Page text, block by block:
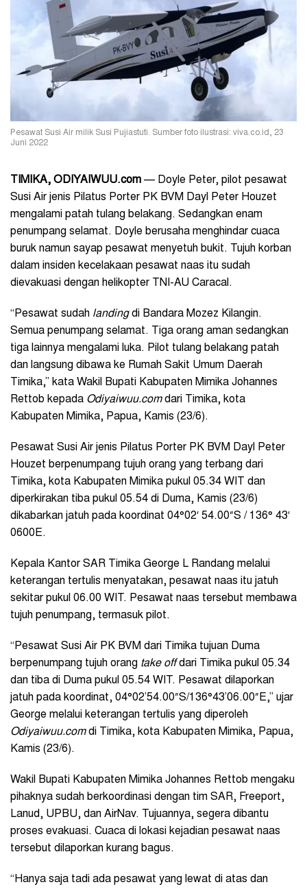
Pesawat Susi Air milik Susi Pujiastuti. Sumber foto ilustrasi: viva.co.id, 23
Juni 2022
TIMIKA, ODIYAIWUU.com — Doyle Peter, pilot pesawat
Susi Air jenis Pilatus Porter PK BVM Dayl Peter Houzet
mengalami patah tulang belakang. Sedangkan enam
penumpang selamat. Doyle berusaha menghindar cuaca
buruk namun sayap pesawat menyetuh bukit. Tujuh korban
dalam insiden kecelakaan pesawat naas itu sudah
dievakuasi dengan helikopter TNI-AU Caracal.
“Pesawat sudah landingdi Bandara Mozez Kilangin.
Semua penumpang selamat. Tiga orang aman sedangkan
tiga lainnya mengalami luka. Pilot tulang belakang patah
dan langsung dibawa ke Rumah Sakit Umum Daerah
Timika,” kata Wakil Bupati Kabupaten Mimika Johannes
Rettob kepada Odiyaiwuu.comdari Timika, kota
Kabupaten Mimika, Papua, Kamis (23/6).
Pesawat Susi Air jenis Pilatus Porter PK BVM Dayl Peter
Houzet berpenumpang tujuh orang yang terbang dari
Timika, kota Kabupaten Mimika pukul 05.34 WIT dan
diperkirakan tiba pukul 05.54 di Duma, Kamis (23/6)
dikabarkan jatuh pada koordinat 04°02′ 54.00″S / 136° 43′
0600E.
Kepala Kantor SAR Timika George L Randang melalui
keterangan tertulis menyatakan, pesawat naas itu jatuh
sekitar pukul 06.00 WIT. Pesawat naas tersebut membawa
tujuh penumpang, termasuk pilot.
“Pesawat Susi Air PK BVM dari Timika tujuan Duma
berpenumpang tujuh orang take offdari Timika pukul 05.34
dan tiba di Duma pukul 05.54 WIT. Pesawat dilaporkan
jatuh pada koordinat, 04°02’54.00″S/136°43’06.00″E,” ujar
George melalui keterangan tertulis yang diperoleh
Odiyaiwuu.comdi Timika, kota Kabupaten Mimika, Papua,
Kamis (23/6).
Wakil Bupati Kabupaten Mimika Johannes Rettob mengaku
pihaknya sudah berkoordinasi dengan tim SAR, Freeport,
Lanud, UPBU, dan AirNav. Tujuannya, segera dibantu
proses evakuasi. Cuaca di lokasi kejadian pesawat naas
tersebut dilaporkan kurang bagus.
“Hanya saja tadi ada pesawat yang lewat di atas dan